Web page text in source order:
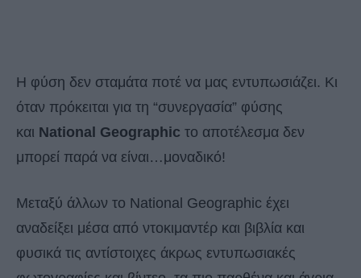
Η φύση δεν σταμάτα ποτέ να μας εντυπωσιάζει. Κι
όταν πρόκειται για τη “συνεργασία” φύσης
και National Geographic το αποτέλεσμα δεν
μπορεί παρά να είναι…μοναδικό!
Μεταξύ άλλων το National Geographic έχει
αναδείξει μέσα από ντοκιμαντέρ και βιβλία και
φυσικά τις αντίστοιχες άκρως εντυπωσιακές